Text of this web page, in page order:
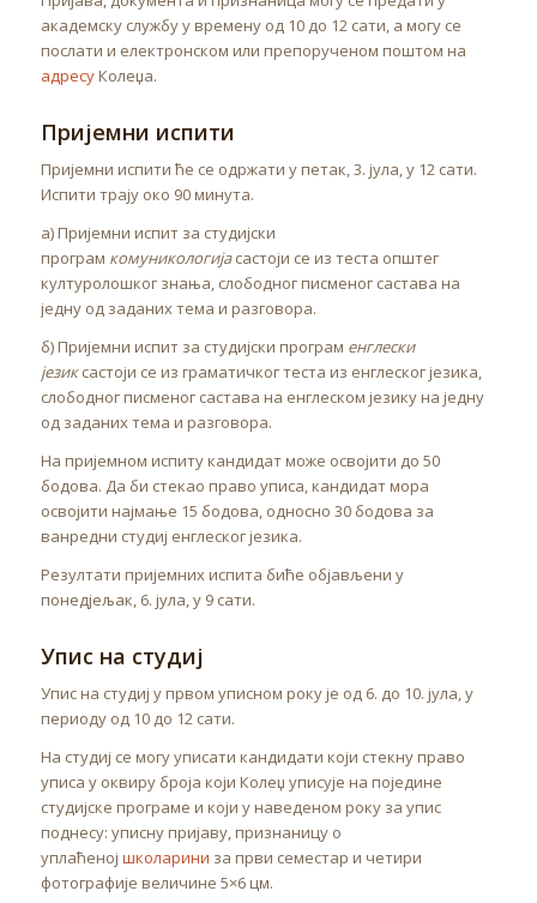
академску службу у времену од 10 до 12 сати, а могу се
послати и електронском или препорученом поштом на
адресуКолеџа.
Пријемни испити
Пријемни испити ће се одржати у петак, 3. јула, у 12 сати.
Испити трају око 90 минута.
а) Пријемни испит за студијски
програм комуникологијасастоји се из теста општег
културолошког знања, слободног писменог састава на
једну од заданих тема и разговора.
б) Пријемни испит за студијски програм енглески
језиксастоји се из граматичког теста из енглеског језика,
слободног писменог састава на енглеском језику на једну
од заданих тема и разговора.
На пријемном испиту кандидат може освојити до 50
бодова. Да би стекао право уписа, кандидат мора
освојити најмање 15 бодова, односно 30 бодова за
ванредни студиј енглеског језика.
Резултати пријемних испита биће објављени у
понедјељак, 6. јула, у 9 сати.
Упис на студиј
Упис на студиј у првом уписном року је од 6. до 10. јула, у
периоду од 10 до 12 сати.
На студиј се могу уписати кандидати који стекну право
уписа у оквиру броја који Колеџ уписује на поједине
студијске програме и који у наведеном року за упис
поднесу: уписну пријаву, признаницу о
уплаћеној школарини за први семестар и четири
фотографије величине 5×6 цм.